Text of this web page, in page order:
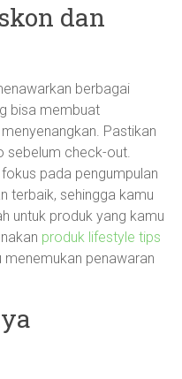
dan
berbagai
bisa membuat
Pastikan
sebelum check-out.
pada pengumpulan
terbaik, sehingga kamu
untuk produk yang kamu
produk lifestyle tips
penawaran